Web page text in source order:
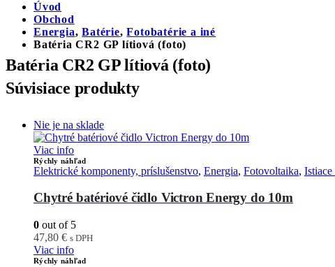
Úvod
Obchod
Energia,Batérie,Fotobatérie a iné
Batéria CR2 GP lítiová (foto)
Batéria CR2 GP lítiová (foto)
Súvisiace produkty
Nie je na sklade
Viac info
Rýchly náhľad
Elektrické komponenty, príslušenstvo, Energia, Fotovoltaika,
Chytré batériové čidlo Victron Energy do 10m
0 out of 5
47,80 € s DPH
Viac info
Rýchly náhľad